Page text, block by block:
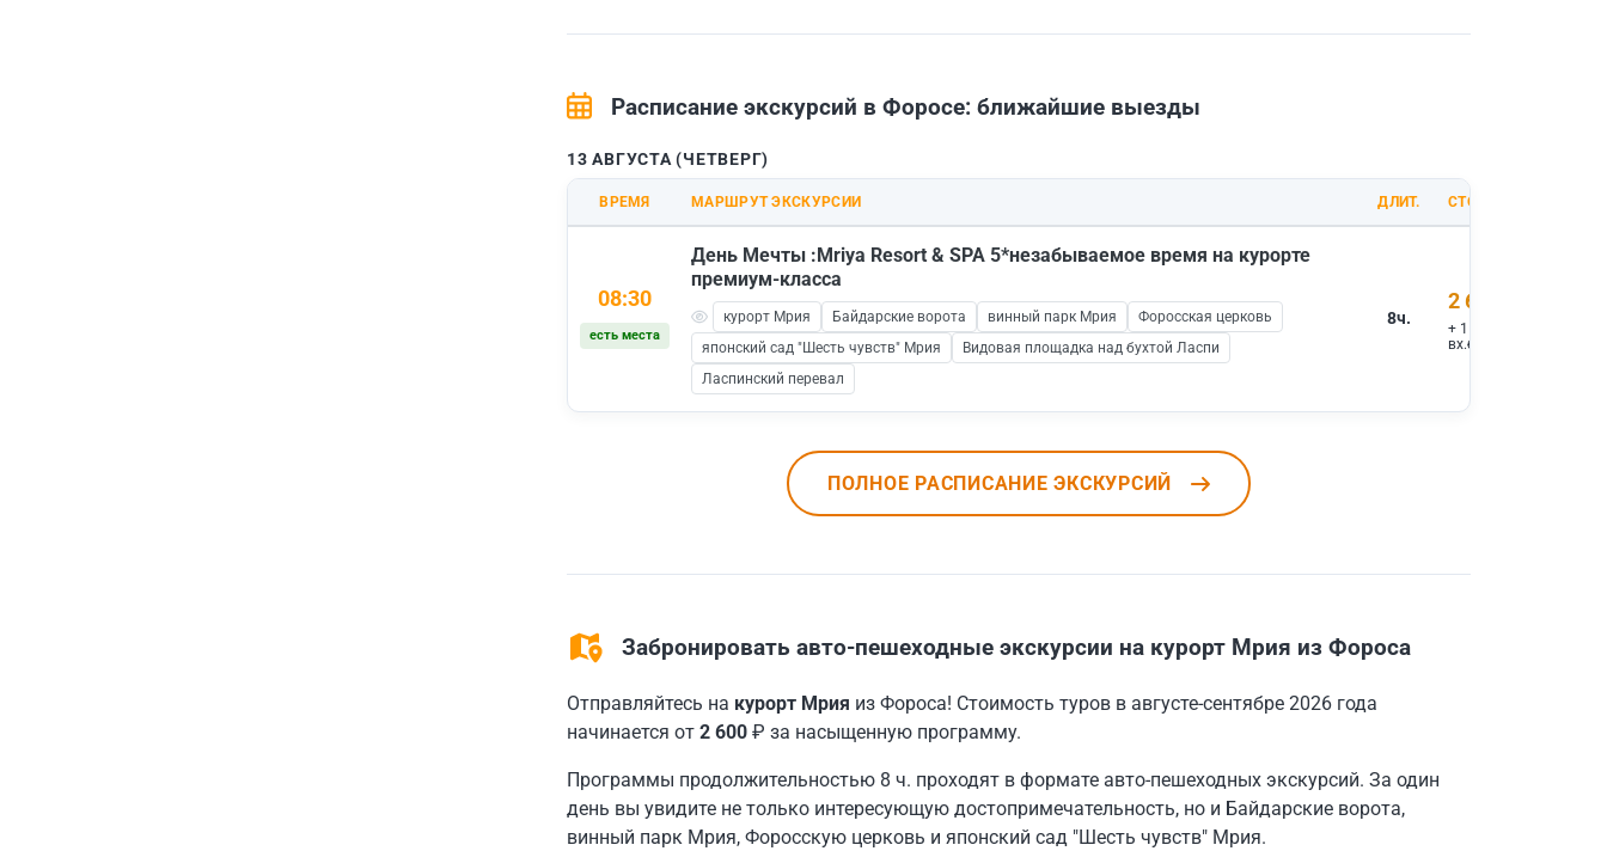
Расписание экскурсий в Форосе: ближайшие выезды
13 АВГУСТА (ЧЕТВЕРГ)
ВРЕМЯ МАРШРУТ ЭКСКУРСИИ ДЛИТ. СТОИМОСТЬ
08:30
есть места
День Мечты :Mriya Resort & SPA 5*незабываемое время на курорте
премиум-класса
курорт Мрия Байдарские ворота винный парк Мрия
Форосская церковь
японский сад "Шесть чувств" Мрия
Видовая площадка над бухтой Ласпи
Ласпинский перевал
8ч.
2 600 ₽
+ 1 800 ₽
вх.билеты
ПОЛНОЕ РАСПИСАНИЕ ЭКСКУРСИЙ
Забронировать авто-пешеходные экскурсии на курорт Мрия из Фороса
Отправляйтесь на курорт Мрия из Фороса! Стоимость туров в августе-сентябре 2026 года
начинается от 2 600 ₽ за насыщенную программу.
Программы продолжительностью 8 ч. проходят в формате авто-пешеходных экскурсий. За один
день вы увидите не только интересующую достопримечательность, но и Байдарские ворота,
винный парк Мрия, Форосскую церковь и японский сад "Шесть чувств" Мрия.